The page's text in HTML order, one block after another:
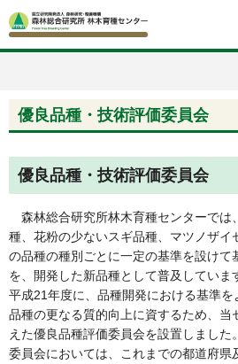
優良品種・技術評価委員会
優良品種・技術評価委員会
森林総合研究所林木育種センターでは
種、花粉の少ないスギ品種、マツノザイ
の品種の種別ごとに一定の基準を設けて
を、開発した新品種として普及していま
平成21年度に、品種開発における基準
品種の更なる質的向上に資するため、当
えた優良品種評価委員会を設置しました。
委員会においては、これまでの都道府県